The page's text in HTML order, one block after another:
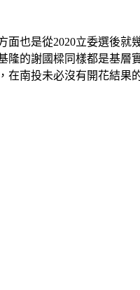
也是從2020立委選後
的謝國樑同樣都是基
南投未必沒有開花結果